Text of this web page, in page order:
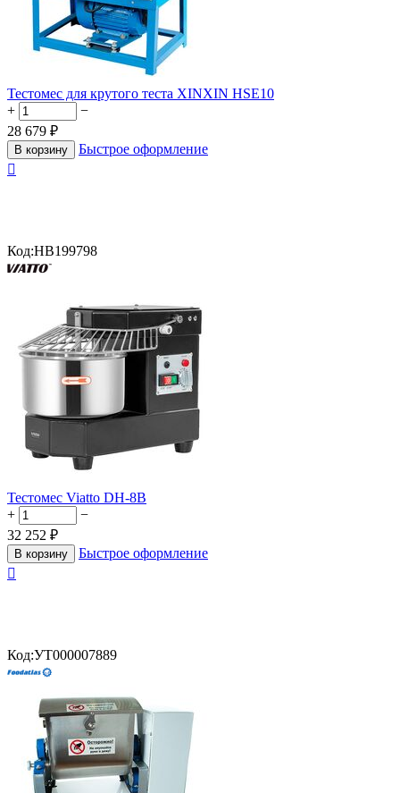
Тестомес для крутого теста XINXIN HSE10
+
−
28 679 ₽
В корзину
Быстрое оформление

Код:HB199798
Тестомес Viatto DH-8B
+
−
32 252 ₽
В корзину
Быстрое оформление

Код:УТ000007889